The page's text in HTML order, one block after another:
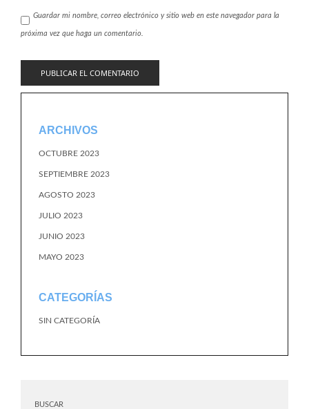
Guardar mi nombre, correo electrónico y sitio web en este navegador para la
próxima vez que haga un comentario.
ARCHIVOS
OCTUBRE 2023
SEPTIEMBRE 2023
AGOSTO 2023
JULIO 2023
JUNIO 2023
MAYO 2023
CATEGORÍAS
SIN CATEGORÍA
BUSCAR